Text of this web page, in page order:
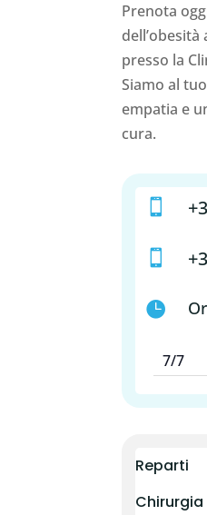
Prenota
presso la
Siamo al
empatia e
cura.



7/7
Reparti